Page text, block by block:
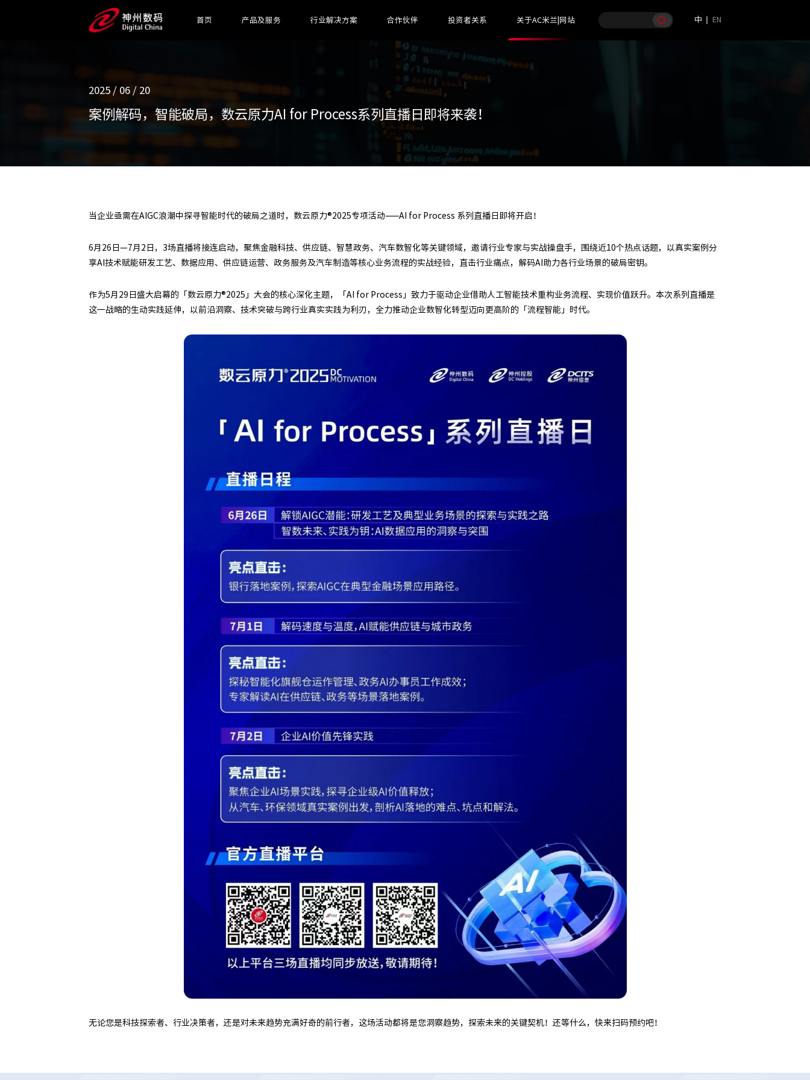
首页 产品及服务 行业解决方案 合作伙伴 投资者关系 关于AC米兰|网站 中 EN
2025 / 06 / 20
案例解码，智能破局，数云原力AI for Process系列直播日即将来袭！
当企业亟需在AIGC浪潮中探寻智能时代的破局之道时，数云原力®2025专项活动——AI for Process 系列直播日即将开启！
6月26日—7月2日，3场直播将接连启动，聚焦金融科技、供应链、智慧政务、汽车数智化等关键领域，邀请行业专家与实战操盘手，围绕近10个热点话题，以真实案例分
享AI技术赋能研发工艺、数据应用、供应链运营、政务服务及汽车制造等核心业务流程的实战经验，直击行业痛点，解码AI助力各行业场景的破局密钥。
作为5月29日盛大启幕的「数云原力®2025」大会的核心深化主题，「AI for Process」致力于驱动企业借助人工智能技术重构业务流程、实现价值跃升。本次系列直播是
这一战略的生动实践延伸，以前沿洞察、技术突破与跨行业真实实践为利刃，全力推动企业数智化转型迈向更高阶的「流程智能」时代。
无论您是科技探索者、行业决策者，还是对未来趋势充满好奇的前行者，这场活动都将是您洞察趋势，探索未来的关键契机！还等什么，快来扫码预约吧！